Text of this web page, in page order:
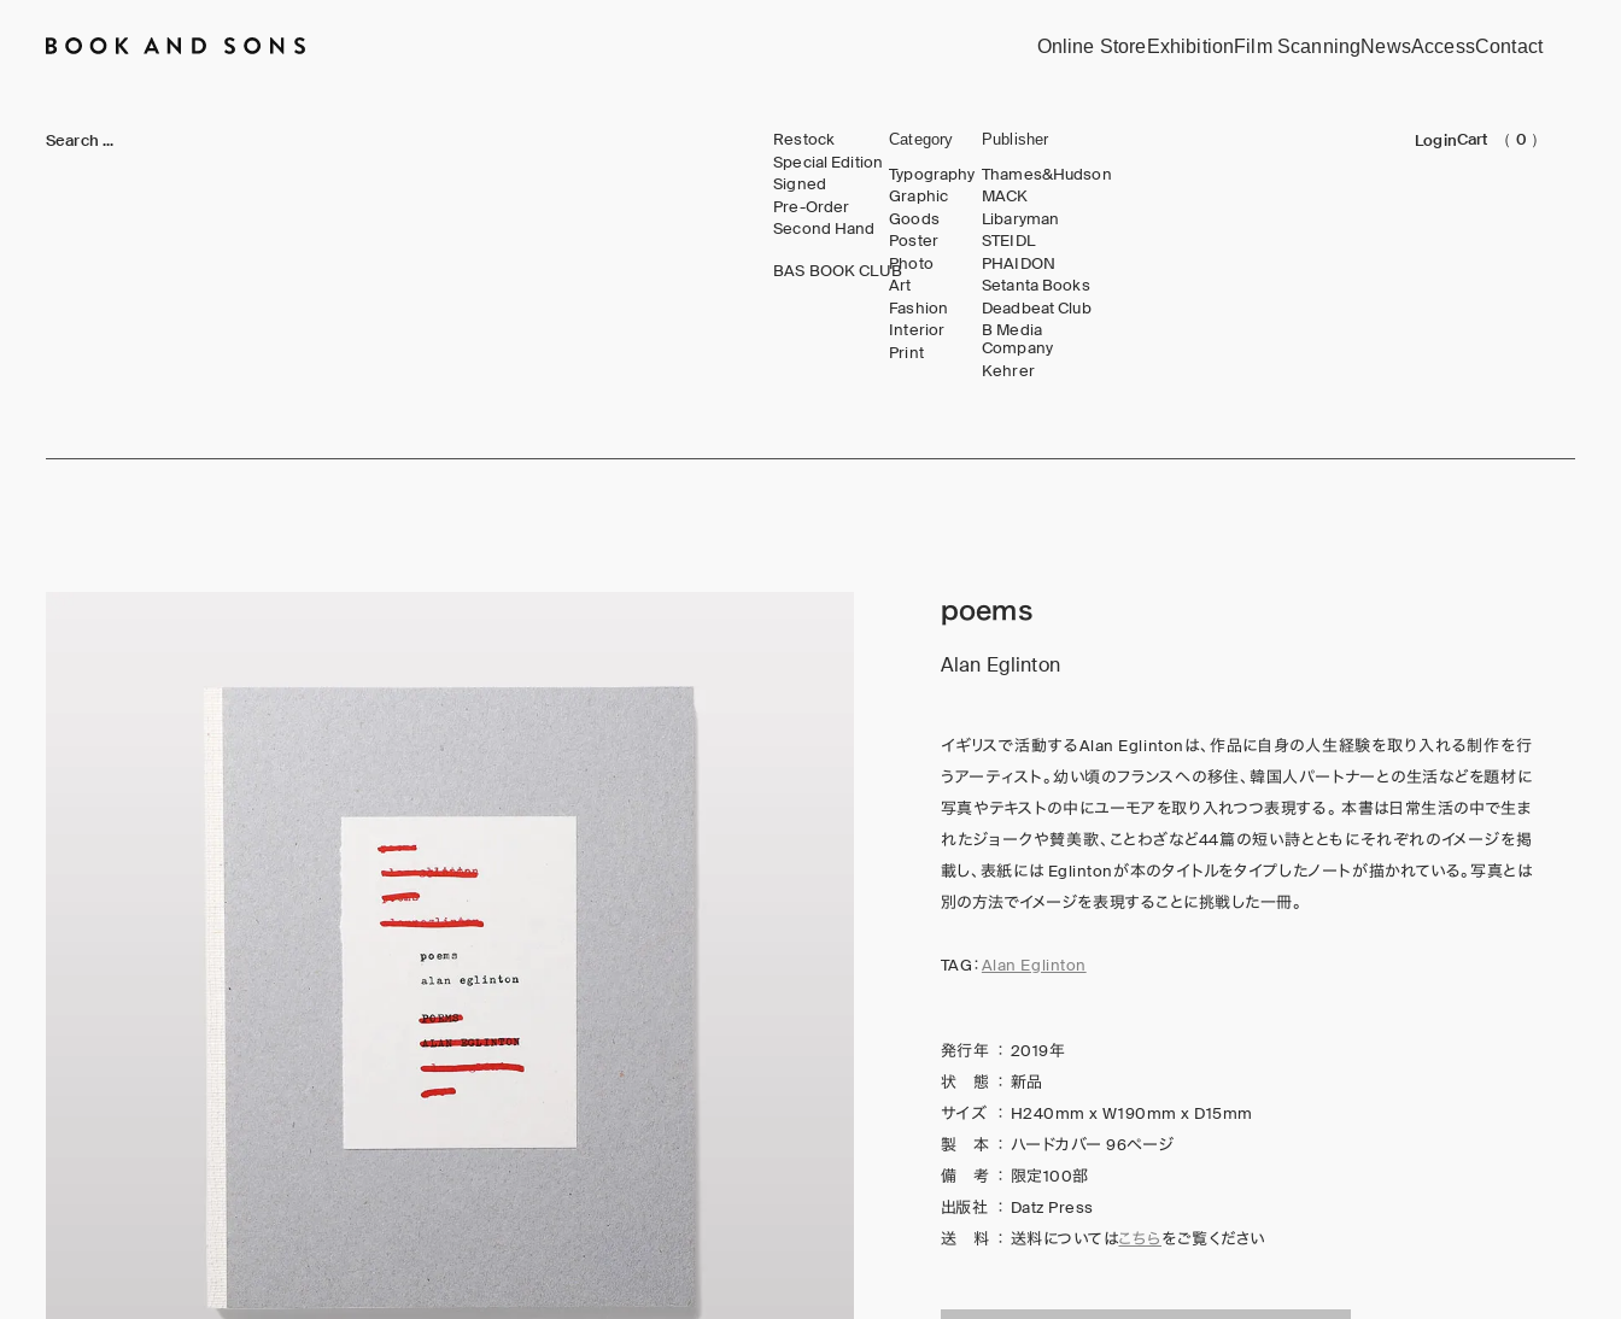
Online StoreExhibitionFilm ScanningNewsAccessContact
LoginCart （ 0 ）
Restock
Special Edition
Signed
Pre-Order
Second Hand
BAS BOOK CLUB
Category
Typography
Graphic
Goods
Poster
Photo
Art
Fashion
Interior
Print
Publisher
Thames&Hudson
MACK
Libaryman
STEIDL
PHAIDON
Setanta Books
Deadbeat Club
B Media
Company
Kehrer
poems
Alan Eglinton
イギリスで活動するAlan Eglintonは、作品に自身の人生経験を取り入れる制作を行
うアーティスト。幼い頃のフランスへの移住、韓国人パートナーとの生活などを題材に
写真やテキストの中にユーモアを取り入れつつ表現する。 本書は日常生活の中で生ま
れたジョークや賛美歌、ことわざなど44篇の短い詩とともにそれぞれのイメージを掲
載し、表紙には Eglintonが本のタイトルをタイプしたノートが描かれている。写真とは
別の方法でイメージを表現することに挑戦した一冊。
TAG：Alan Eglinton
発行年 ： 2019年
状 態 ： 新品
サイズ
： H240mm x W190mm x D15mm
製 本 ： ハードカバー 96ページ
備 考 ： 限定100部
出版社 ： Datz Press
送 料 ： 送料についてはこちらをご覧ください